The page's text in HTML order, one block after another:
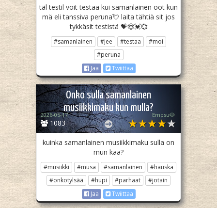
täl testil voit testaa kui samanlainen oot kun
mä eli tanssiva peruna💘 laita tähtiä sit jos
tykkäsit testistä 💝😍💓💞
#samanlainen #jee #testaa
#moi
#peruna
Jaa
Twiittaa
Onko sulla samanlainen
musiikkimaku kun mulla?
1083
2026-05-17 Empsu🐶
kuinka samanlainen musiikkimaku sulla on
mun kaa?
#musiikki #musa #samanlainen
#hauska
#onkotylsää
#hupi #parhaat
#jotain
Jaa
Twiittaa